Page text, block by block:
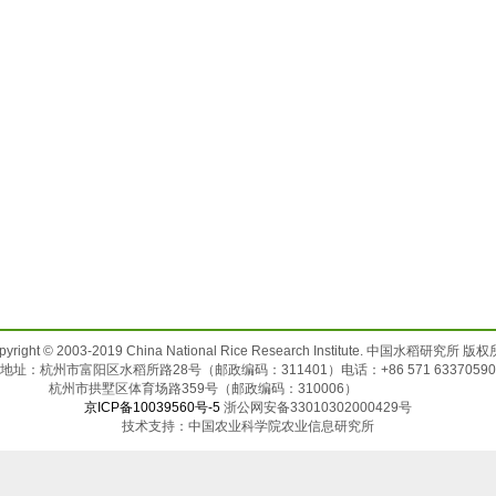
© 2003-2019 China National Rice Research Institute. 中国水稻研究所 版权
地址：杭州市富阳区水稻所路28号（邮政编码：311401）电话：+86 571 63370590
杭州市拱墅区体育场路359号（邮政编码：310006）
京ICP备10039560号-5 浙公网安备33010302000429号
技术支持：中国农业科学院农业信息研究所